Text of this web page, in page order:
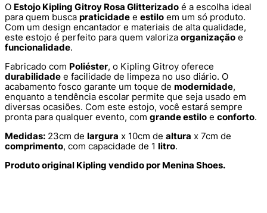
O Estojo Kipling Gitroy Rosa Glitterizado é a escolha ideal
para quem busca praticidade e estilo em um só produto.
Com um design encantador e materiais de alta qualidade,
este estojo é perfeito para quem valoriza organização e
funcionalidade.
Fabricado com Poliéster, o Kipling Gitroy oferece
durabilidade e facilidade de limpeza no uso diário. O
acabamento fosco garante um toque de modernidade,
enquanto a tendência escolar permite que seja usado em
diversas ocasiões. Com este estojo, você estará sempre
pronta para qualquer evento, com grande estilo e conforto.
Medidas: 23cm de largura x 10cm de altura x 7cm de
comprimento, com capacidade de 1 litro.
Produto original Kipling vendido por Menina Shoes.